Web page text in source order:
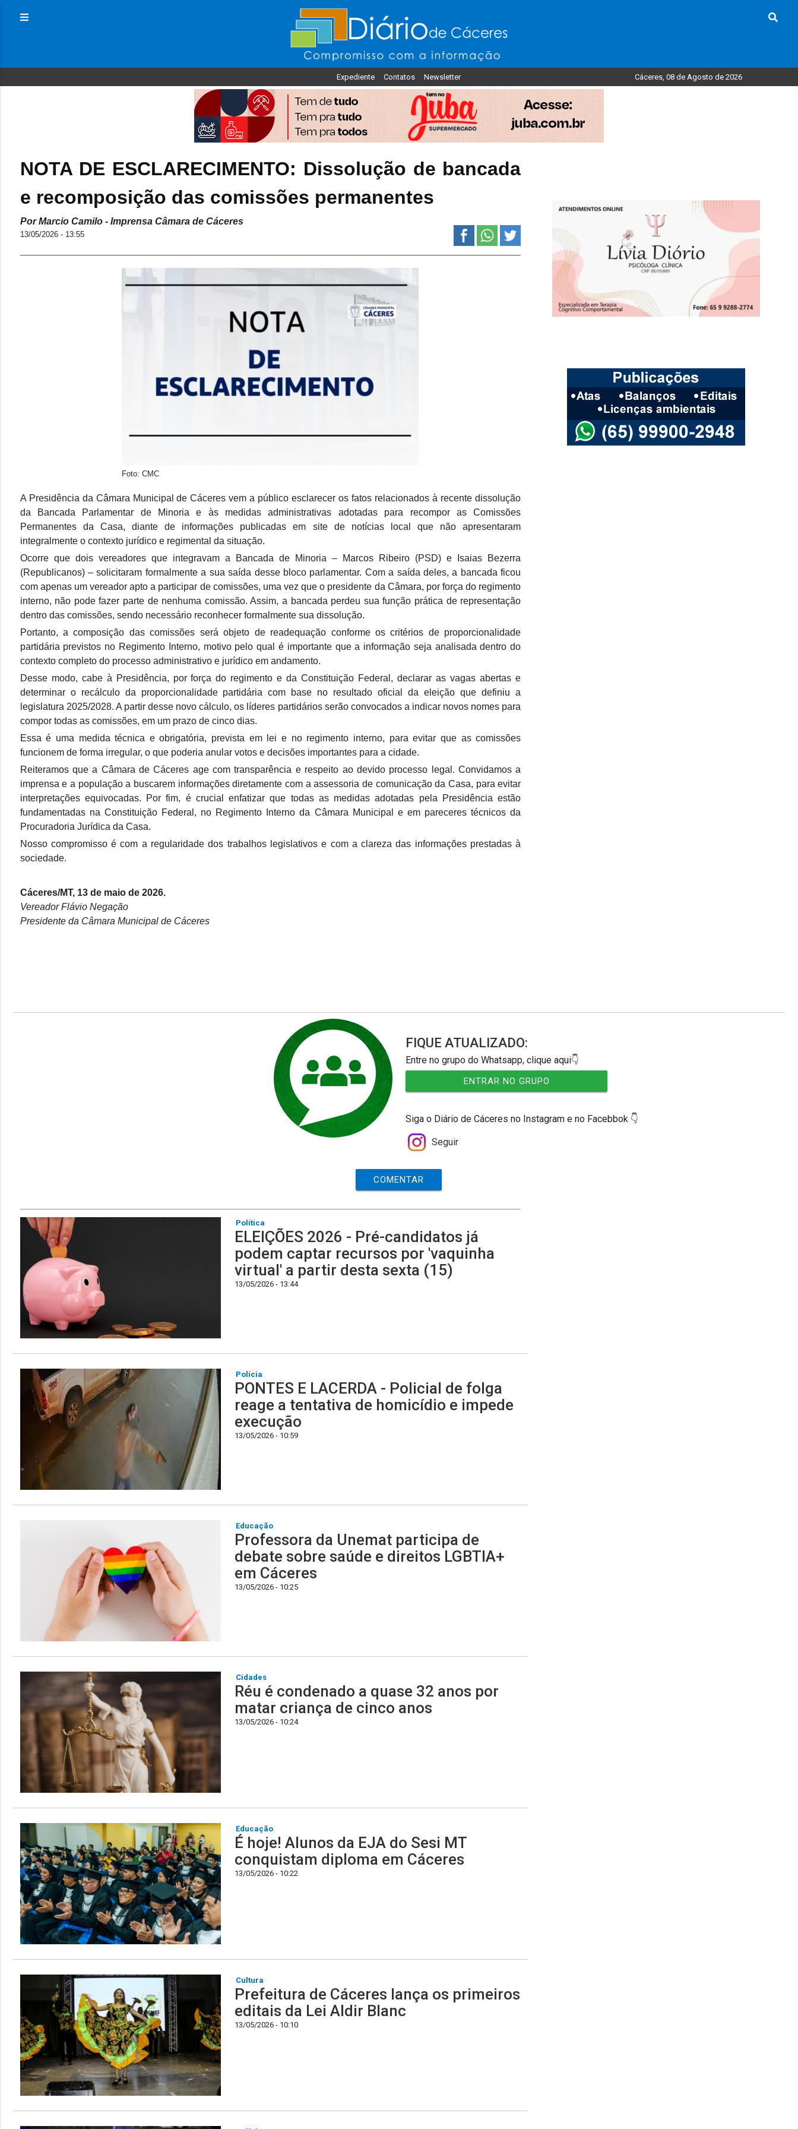
Expediente Contatos Newsletter Cáceres, 08 de Agosto de 2026
NOTA DE ESCLARECIMENTO: Dissolução de bancada
e recomposição das comissões permanentes
Por Marcio Camilo - Imprensa Câmara de Cáceres
13/05/2026 - 13:55
Foto: CMC
A Presidência da Câmara Municipal de Cáceres vem a público esclarecer os fatos relacionados à recente dissolução
da Bancada Parlamentar de Minoria e às medidas administrativas adotadas para recompor as Comissões
Permanentes da Casa, diante de informações publicadas em site de notícias local que não apresentaram
integralmente o contexto jurídico e regimental da situação.
Ocorre que dois vereadores que integravam a Bancada de Minoria – Marcos Ribeiro (PSD) e Isaias Bezerra
(Republicanos) – solicitaram formalmente a sua saída desse bloco parlamentar. Com a saída deles, a bancada ficou
com apenas um vereador apto a participar de comissões, uma vez que o presidente da Câmara, por força do regimento
interno, não pode fazer parte de nenhuma comissão. Assim, a bancada perdeu sua função prática de representação
dentro das comissões, sendo necessário reconhecer formalmente sua dissolução.
Portanto, a composição das comissões será objeto de readequação conforme os critérios de proporcionalidade
partidária previstos no Regimento Interno, motivo pelo qual é importante que a informação seja analisada dentro do
contexto completo do processo administrativo e jurídico em andamento.
Desse modo, cabe à Presidência, por força do regimento e da Constituição Federal, declarar as vagas abertas e
determinar o recálculo da proporcionalidade partidária com base no resultado oficial da eleição que definiu a
legislatura 2025/2028. A partir desse novo cálculo, os líderes partidários serão convocados a indicar novos nomes para
compor todas as comissões, em um prazo de cinco dias.
Essa é uma medida técnica e obrigatória, prevista em lei e no regimento interno, para evitar que as comissões
funcionem de forma irregular, o que poderia anular votos e decisões importantes para a cidade.
Reiteramos que a Câmara de Cáceres age com transparência e respeito ao devido processo legal. Convidamos a
imprensa e a população a buscarem informações diretamente com a assessoria de comunicação da Casa, para evitar
interpretações equivocadas. Por fim, é crucial enfatizar que todas as medidas adotadas pela Presidência estão
fundamentadas na Constituição Federal, no Regimento Interno da Câmara Municipal e em pareceres técnicos da
Procuradoria Jurídica da Casa.
Nosso compromisso é com a regularidade dos trabalhos legislativos e com a clareza das informações prestadas à
sociedade.
Cáceres/MT, 13 de maio de 2026.
Vereador Flávio Negação
Presidente da Câmara Municipal de Cáceres
FIQUE ATUALIZADO:
Entre no grupo do Whatsapp, clique aqui👇
ENTRAR NO GRUPO
Siga o Diário de Cáceres no Instagram e no Facebbok 👇
Seguir
COMENTAR
Política
ELEIÇÕES 2026 - Pré-candidatos já
podem captar recursos por 'vaquinha
virtual' a partir desta sexta (15)
13/05/2026 - 13:44
Polícia
PONTES E LACERDA - Policial de folga
reage a tentativa de homicídio e impede
execução
13/05/2026 - 10:59
Educação
Professora da Unemat participa de
debate sobre saúde e direitos LGBTIA+
em Cáceres
13/05/2026 - 10:25
Cidades
Réu é condenado a quase 32 anos por
matar criança de cinco anos
13/05/2026 - 10:24
Educação
É hoje! Alunos da EJA do Sesi MT
conquistam diploma em Cáceres
13/05/2026 - 10:22
Cultura
Prefeitura de Cáceres lança os primeiros
editais da Lei Aldir Blanc
13/05/2026 - 10:10